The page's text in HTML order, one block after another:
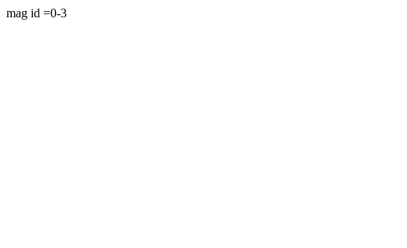
mag id =0-3